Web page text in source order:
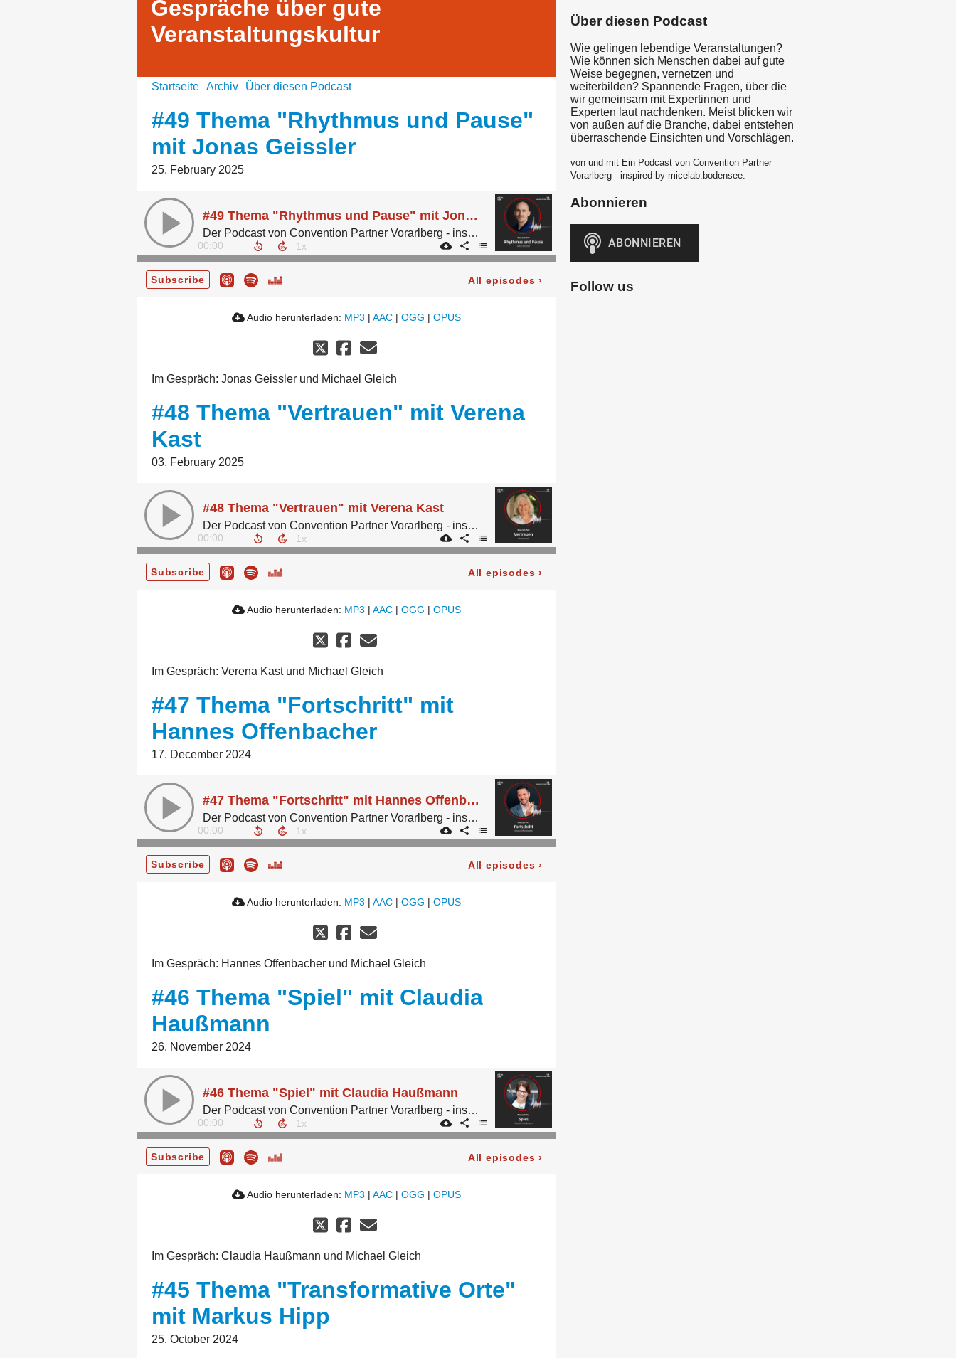
Gespräche über gute
Veranstaltungskultur
Startseite Archiv Über diesen Podcast
#49 Thema "Rhythmus und Pause"
mit Jonas Geissler
25. February 2025
#49 Thema "Rhythmus und Pause" mit Jonas Geissler
Der Podcast von Convention Partner Vorarlberg - inspired by micelab:bodensee.
00:00
Subscribe All episodes ›
Audio herunterladen: MP3 | AAC | OGG | OPUS
Im Gespräch: Jonas Geissler und Michael Gleich
#48 Thema "Vertrauen" mit Verena
Kast
03. February 2025
#48 Thema "Vertrauen" mit Verena Kast
Der Podcast von Convention Partner Vorarlberg - inspired by micelab:bodensee.
00:00
Subscribe All episodes ›
Audio herunterladen: MP3 | AAC | OGG | OPUS
Im Gespräch: Verena Kast und Michael Gleich
#47 Thema "Fortschritt" mit
Hannes Offenbacher
17. December 2024
#47 Thema "Fortschritt" mit Hannes Offenbacher
Der Podcast von Convention Partner Vorarlberg - inspired by micelab:bodensee.
00:00
Subscribe All episodes ›
Audio herunterladen: MP3 | AAC | OGG | OPUS
Im Gespräch: Hannes Offenbacher und Michael Gleich
#46 Thema "Spiel" mit Claudia
Haußmann
26. November 2024
#46 Thema "Spiel" mit Claudia Haußmann
Der Podcast von Convention Partner Vorarlberg - inspired by micelab:bodensee.
00:00
Subscribe All episodes ›
Audio herunterladen: MP3 | AAC | OGG | OPUS
Im Gespräch: Claudia Haußmann und Michael Gleich
#45 Thema "Transformative Orte"
mit Markus Hipp
25. October 2024
Über diesen Podcast
Wie gelingen lebendige Veranstaltungen?
Wie können sich Menschen dabei auf gute
Weise begegnen, vernetzen und
weiterbilden? Spannende Fragen, über die
wir gemeinsam mit Expertinnen und
Experten laut nachdenken. Meist blicken wir
von außen auf die Branche, dabei entstehen
überraschende Einsichten und Vorschlägen.
von und mit Ein Podcast von Convention Partner
Vorarlberg - inspired by micelab:bodensee.
Abonnieren
Follow us